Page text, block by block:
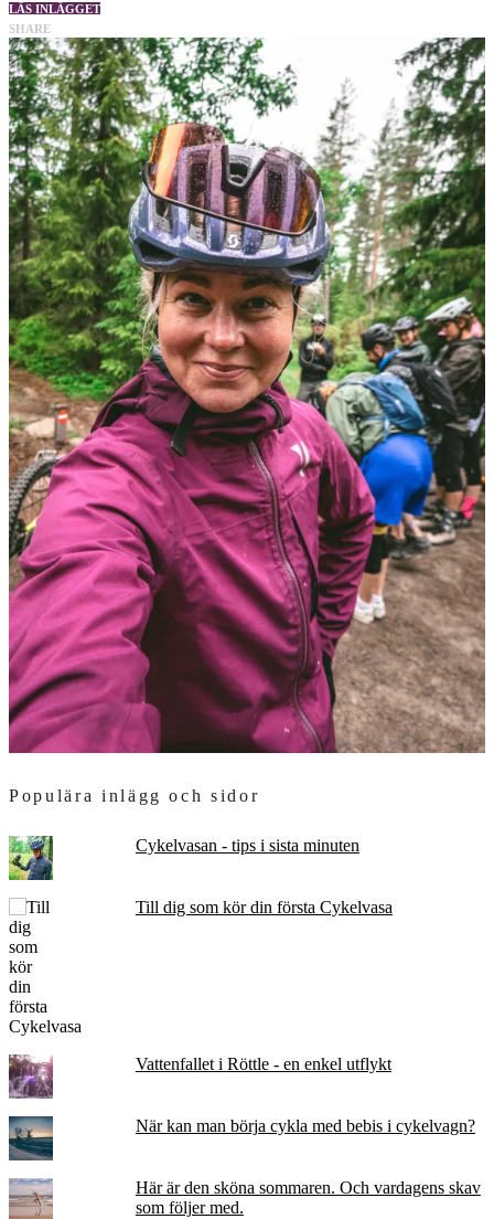
LÄS INLÄGGET
SHARE
Populära inlägg och sidor
Cykelvasan - tips i sista minuten
Till dig som kör din första Cykelvasa
Vattenfallet i Röttle - en enkel utflykt
När kan man börja cykla med bebis i cykelvagn?
Här är den sköna sommaren. Och vardagens skav
som följer med.